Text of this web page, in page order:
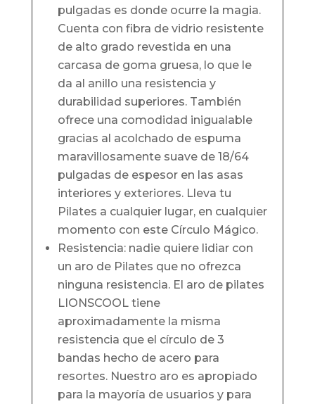
pulgadas es donde ocurre la magia.
Cuenta con fibra de vidrio resistente
de alto grado revestida en una
carcasa de goma gruesa, lo que le
da al anillo una resistencia y
durabilidad superiores. También
ofrece una comodidad inigualable
gracias al acolchado de espuma
maravillosamente suave de 18/64
pulgadas de espesor en las asas
interiores y exteriores. Lleva tu
Pilates a cualquier lugar, en cualquier
momento con este Círculo Mágico.
Resistencia: nadie quiere lidiar con
un aro de Pilates que no ofrezca
ninguna resistencia. El aro de pilates
LIONSCOOL tiene
aproximadamente la misma
resistencia que el círculo de 3
bandas hecho de acero para
resortes. Nuestro aro es apropiado
para la mayoría de usuarios y para